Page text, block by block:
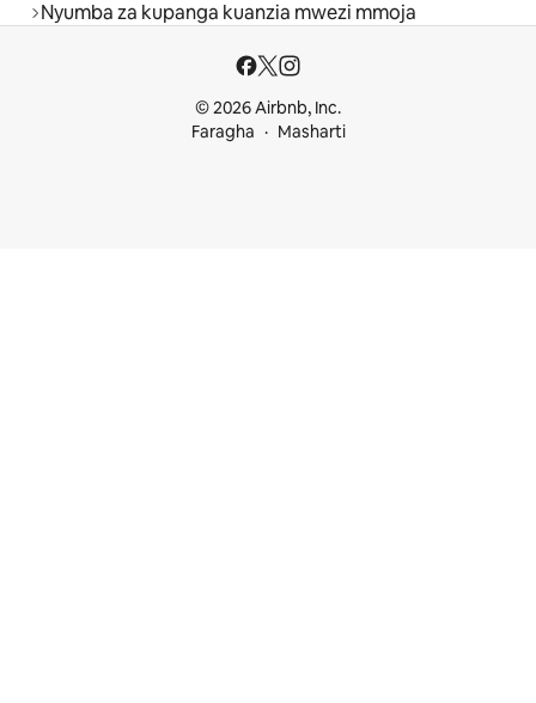
Nyumba za kupanga kuanzia mwezi mmoja
© 2026 Airbnb, Inc.
Faragha
Masharti